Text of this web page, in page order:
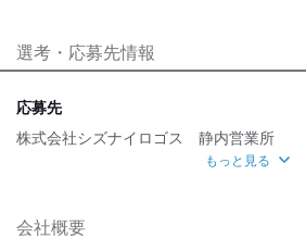
■社会保険完備
■車通勤可能(駐車場あり)
職場環境
研修制度
自分らしい恰好
選考・応募先情報
応募先
株式会社シズナイロゴス 静内営業所
[最寄駅]
もっと見る
会社概要